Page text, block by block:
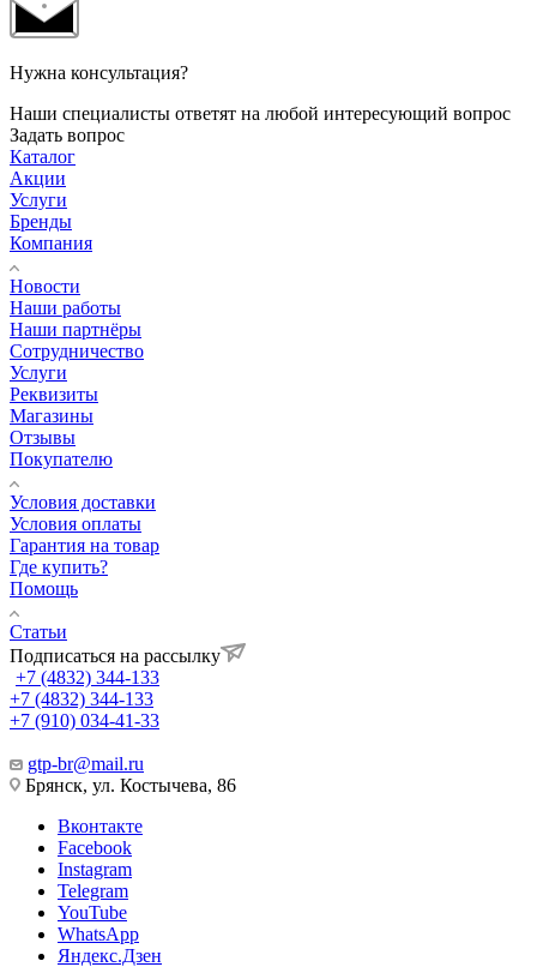
Нужна консультация?
Наши специалисты ответят на любой интересующий вопрос
Задать вопрос
Каталог
Акции
Услуги
Бренды
Компания
Новости
Наши работы
Наши партнёры
Сотрудничество
Услуги
Реквизиты
Магазины
Отзывы
Покупателю
Условия доставки
Условия оплаты
Гарантия на товар
Где купить?
Помощь
Статьи
Подписаться на рассылку
+7 (4832) 344-133
+7 (4832) 344-133
+7 (910) 034-41-33
gtp-br@mail.ru
Брянск, ул. Костычева, 86
Вконтакте
Facebook
Instagram
Telegram
YouTube
WhatsApp
Яндекс.Дзен